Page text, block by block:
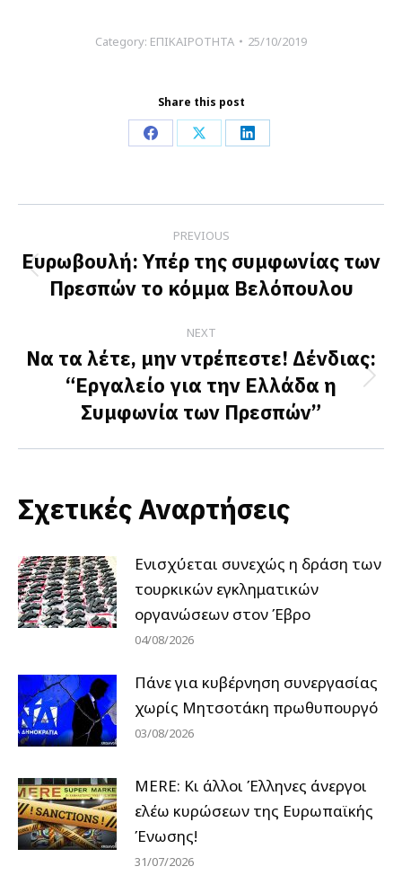
Category: ΕΠΙΚΑΙΡΟΤΗΤΑ 25/10/2019
Share this post
Share
Facebook
Share
X
Share
LinkedIn
navigation
PREVIOUS
Previous
post:
Ευρωβουλή: Υπέρ της συμφωνίας των
Πρεσπών το κόμμα Βελόπουλου
NEXT
Next
post:
Να τα λέτε, μην ντρέπεστε! Δένδιας:
“Εργαλείο για την Ελλάδα η
Συμφωνία των Πρεσπών”
Σχετικές Αναρτήσεις
Ενισχύεται συνεχώς η δράση των
τουρκικών εγκληματικών
οργανώσεων στον Έβρο
04/08/2026
Πάνε για κυβέρνηση συνεργασίας
χωρίς Μητσοτάκη πρωθυπουργό
03/08/2026
MERE: Κι άλλοι Έλληνες άνεργοι
ελέω κυρώσεων της Ευρωπαϊκής
Ένωσης!
31/07/2026